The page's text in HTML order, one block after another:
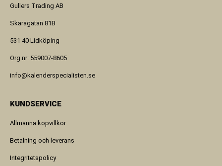
Gullers Trading AB
Skaragatan 81B
531 40 Lidköping
Org.nr: 559007-8605
info@kalenderspecialisten.se
KUNDSERVICE
Allmänna köpvillkor
Betalning och leverans
Integritetspolicy